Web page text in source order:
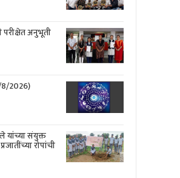
परीक्षेत अनुभूती
2026)
यांच्या संयुक्त
रोपांची